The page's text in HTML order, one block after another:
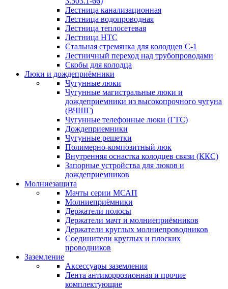
Лестница канализационная
Лестница водопроводная
Лестница теплосетевая
Лестница НТС
Стальная стремянка для колодцев С-1
Лестничный переход над трубопроводами
Скобы для колодца
Люки и дождеприёмники
Чугунные люки
Чугунные магистральные люки и
дождеприемники из высокопрочного чугуна
(ВЧШГ)
Чугунные телефонные люки (ГТС)
Дождеприемники
Чугунные решетки
Полимерно-композитный люк
Внутренняя оснастка колодцев связи (ККС)
Запорные устройства для люков и
дождеприемников
Молниезащита
Мачты серии МСАП
Молниеприёмники
Держатели полосы
Держатели мачт и молниеприёмников
Держатели круглых молниепроводников
Cоединители круглых и плоских
проводников
Заземление
Аксессуары заземления
Лента антикоррозионная и прочие
комплектующие